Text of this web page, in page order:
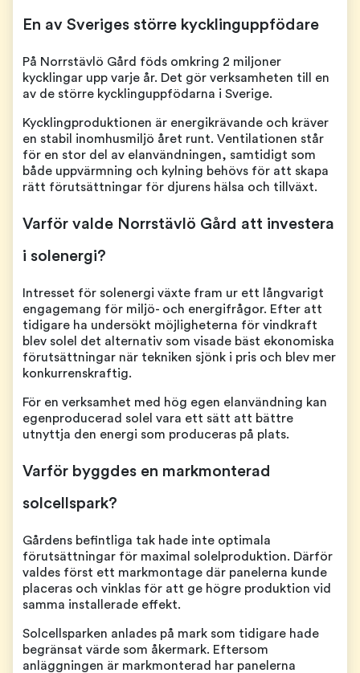
En av Sveriges större kycklinguppfödare
På Norrstävlö Gård föds omkring 2 miljoner
kycklingar upp varje år. Det gör verksamheten till en
av de större kycklinguppfödarna i Sverige.
Kycklingproduktionen är energikrävande och kräver
en stabil inomhusmiljö året runt. Ventilationen står
för en stor del av elanvändningen, samtidigt som
både uppvärmning och kylning behövs för att skapa
rätt förutsättningar för djurens hälsa och tillväxt.
Varför valde Norrstävlö Gård att investera
i solenergi?
Intresset för solenergi växte fram ur ett långvarigt
engagemang för miljö- och energifrågor. Efter att
tidigare ha undersökt möjligheterna för vindkraft
blev solel det alternativ som visade bäst ekonomiska
förutsättningar när tekniken sjönk i pris och blev mer
konkurrenskraftig.
För en verksamhet med hög egen elanvändning kan
egenproducerad solel vara ett sätt att bättre
utnyttja den energi som produceras på plats.
Varför byggdes en markmonterad
solcellspark?
Gårdens befintliga tak hade inte optimala
förutsättningar för maximal solelproduktion. Därför
valdes först ett markmontage där panelerna kunde
placeras och vinklas för att ge högre produktion vid
samma installerade effekt.
Solcellsparken anlades på mark som tidigare hade
begränsat värde som åkermark. Eftersom
anläggningen är markmonterad har panelerna